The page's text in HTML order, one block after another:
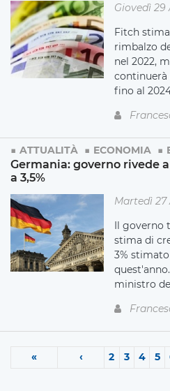
Giovedì 29
Fitch
rimbalzo
nel 2022,
continuerà
fino al
ATTUALITÀ ECONOMIA
Germania: governo rivede
a 3,5%
Martedì 27
Il governo
stima di
3% stimato
ministro
« ‹ 2 3 4 5